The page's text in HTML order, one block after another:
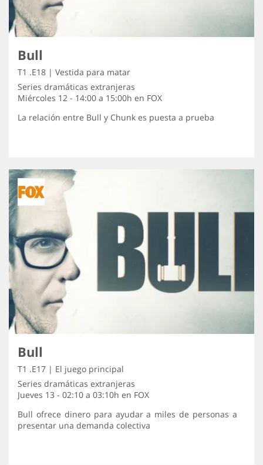
Bull
T1 .E18 | Vestida para matar
Series dramáticas extranjeras
Miércoles 12 - 14:00 a 15:00h en FOX
La relación entre Bull y Chunk es puesta a prueba
Bull
T1 .E17 | El juego principal
Series dramáticas extranjeras
Jueves 13 - 02:10 a 03:10h en FOX
Bull ofrece dinero para ayudar a miles de personas a
presentar una demanda colectiva